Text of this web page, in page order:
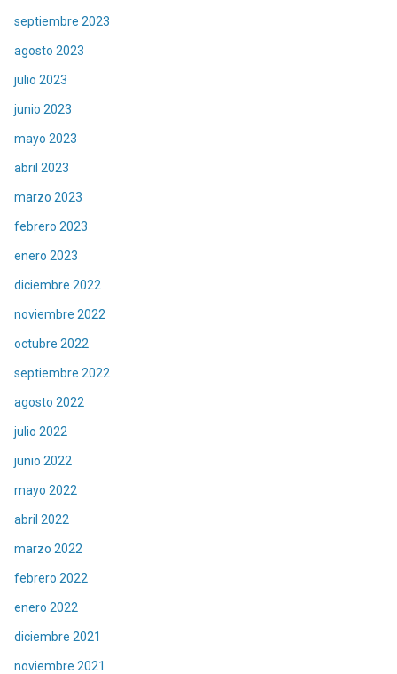
septiembre 2023
agosto 2023
julio 2023
junio 2023
mayo 2023
abril 2023
marzo 2023
febrero 2023
enero 2023
diciembre 2022
noviembre 2022
octubre 2022
septiembre 2022
agosto 2022
julio 2022
junio 2022
mayo 2022
abril 2022
marzo 2022
febrero 2022
enero 2022
diciembre 2021
noviembre 2021